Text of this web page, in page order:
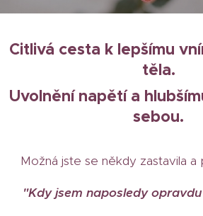
Citlivá cesta k lepšímu
těla.
Uvolnění napětí a
sebou.
Možná jste se někdy zastavila a
"Kdy jsem naposledy